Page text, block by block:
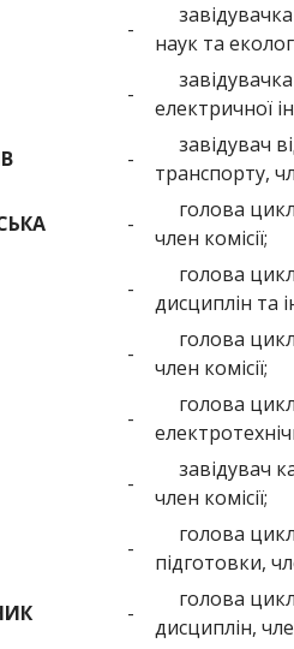
-
наук та
-
електричної
-
завідувач
транспорту,
-
голова
член комісії;
-
голова
дисциплін та
-
голова
член комісії;
-
голова
-
завідувач
член комісії;
-
голова
підготовки,
-
голова
дисциплін,